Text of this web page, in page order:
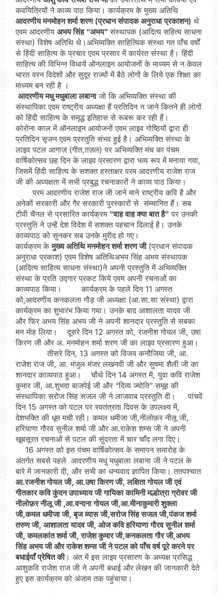
कवयित्रियों ने काव्य पाठ किया। कार्यक्रम के मुख्य अतिथि
आदरणीय मनमोहन शर्मा शरण (प्रधान संपादक अनुराधा प्रकाशन) थे
एवम आदरणीय अभय सिंह “अभय”संस्थापक (आदित्य सहित्य साधना
संस्था) विशेष अतिथि थे।अभिव्यक्ति साहित्यिक संस्था गत पाँच वर्षों
से हिंदी साहित्य के प्रचार एवम प्रसार में कार्यरत संस्था है। हिंदी
साहित्य की विभिन्न विधायें ऑनलाइन आयोजनों के माध्यम से न केवल
भारत वरन विदेशों और सुदूर राज्यों में बैठे लोगों के लिये एक शिक्षा का
माध्यम बन रही है ।
आदरणीय मधु मधुबाला लबानाजो कि अभिव्यक्ति संस्था की
संस्थापिका एवम राष्ट्रीय अध्यक्षा हैं प्रतिदिन न जाने कितने ही लोगों
को हिंदी साहित्य के समृद्ध इतिहास से रूबरू कर रही हैं।
कोरोना काल में ऑनलाइन आयोजनों एवम लाइव गोष्ठियों द्वारा ही
प्रतिदिन सृजन एवम प्रस्तुति संभव हुई है। अभिव्यक्ति संस्था के
लाइव पटल आगाज़ (गीत,ग़ज़ल) पर अभिव्यक्ति मंच का पंचम
वार्षिकोत्सव छह दिन के लाइव प्रसारण द्वारा भव्य रूप में मनाया गया,
जिसमें हिंदी साहित्य के सशक्त हस्ताक्षर परम आदरणीय राजेश राज
जी की अध्यक्षता में सभी प्रबुद्ध रचनाकारों ने काव्य पाठ किया।
परम आदरणीय राजेश राज जी जाने माने राष्ट्रीय कवि है और
अनेकों सरकारी और गैर सरकारी पुरस्कारों से संम्मानित हैं। सब
टीवी चैनल से प्रसारित कार्यक्रम “वाह वाह क्या बात है” पर उनकी
प्रस्तुति ने उन्हें देश विदेश में सशक्त पहचान दिलाई है। उनके
काव्यपाठ को सुनकर सब उनके मुरीद हो गए।
कार्यक्रम केमुख्य अतिथि मनमोहन शर्मा शरण जी (प्रधान संपादक
अनुराधा प्रकाश) एवम विशेष अतिथिअभय सिंह अभय संस्थापक
(आदित्य साहित्य साधना संस्था)ने अपनी प्रस्तुति में अभिव्यक्ति
संस्था के प्रति उद्गार प्रकट किये एवम अपनी रचनाओं का
काव्यपाठ किया। कार्यक्रम के पहले दिन 11 अगस्त
को,आदरणीय कनकलता गौड़ जी अध्यक्षा (आ.सा.सा संस्था) द्वारा
कार्यक्रम का शुभारंभ किया गया। उनके बाद आशालता यादव जी
और फिर अभय सिंह अभय जी ने अपनी शानदार प्रस्तुति से सबका
मन मोह लिया। दूसरे दिन 12 अगस्त को, रजनीश गोयल जी, उषा
किरण जी और अ. मनमोहन शर्मा शरण जी का लाइव प्रसारण हुआ।
तीसरे दिन, 13 अगस्त को विजय कनौजिया जी, आ.
राजेश राज जी, आ. मंजुल मंजर लखनवी जी और सुषमा शैली जी का
शानदार काव्यपाठ हुआ। चौथे दिन 14 अगस्त में, युवा कवि राजेश
कुमार जी, आ.शुभदा बाजपेई जी और “दिव्य ज्योति” समूह की
संस्थापिका सरोज सिंह सजल जी ने लाजवाब प्रस्तुति दी। पांचवें
दिन 15 अगस्त को पटल पर स्वतंत्रता दिवस के उपलक्ष्य में,
देशभक्ति की धूम मची रही। कमल धमीजा जी,नीलोफ़र नीलू जी,
हरियाणा गौरव सुनील शर्मा जी और आ.राकेश शम्स जी ने अपनी
खूबसूरत रचनाओं से पटल की सुंदरता में चार चाँद लगा दिए।
16 अगस्त को इस पंचम वार्षिकोत्सव के समापन समारोह के
अंतर्गत सबसे पहले आदरणीय मधु मधुबाला लबाना जी ने पटल के
बारे में जानकारी दी, और सभी का धन्यवाद ज्ञापित किया। ततपश्चात
आ.रजनीश गोयल जी, आ.उषा किरण जी, लक्षिता गोयल जी एवं
गीतकार कवि कुंदन उपाध्याय जी गायिका कामिनी मल्होत्रा ग्रोवर जी
नीलोफ़र नीलू जी ,आ.वन्दना गोयल जी,आ.मीनाकुमारी शुक्ला
जी,कमल धमीजा जी, बृज व्यास जी,सरोज सिंह सजल जी,पंकज शर्मा
तरुण जी, आशालता यादव जी, ओज कवि हरियाणा गौरव सुनील शर्मा
जी, कमलकांत शर्मा जी, राजेश कुमार जी,कनकलता गौर जी,अभय
सिंह अभय जी और राकेश शम्स जी ने पटल को पाँच वर्ष पूरे करने पर
बधाईयाँ प्रेषित की। अंत में इस लाइव प्रसारण के अध्यक्ष प्रसिद्ध
आशुकवि राजेश राज जी ने अपनी बधाई और लेखन की जानकारी देते
हुए इस कार्यक्रम को अंजाम तक पहुंचाया।